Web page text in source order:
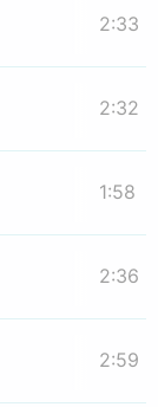
2:33
2:32
1:58
2:36
2:59